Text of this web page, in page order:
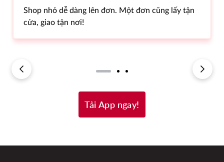
Shop nhỏ dễ dàng lên đơn. Một đơn cũng lấy tận
cửa, giao tận nơi!
Tải App ngay!